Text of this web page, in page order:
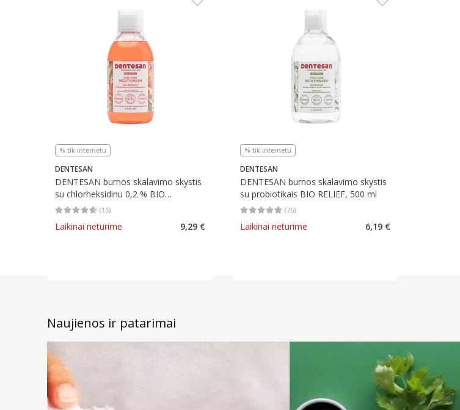
% tik internetu
DENTESAN
DENTESAN burnos skalavimo skystis
su chlorheksidinu 0,2 % BIO
PROTECT, 300 ml
(15)
Vidutinis įvertinimas 4.60
Laikinai neturime 9,29 €
% tik internetu
DENTESAN
DENTESAN burnos skalavimo skystis
su probiotikais BIO RELIEF, 500 ml
(75)
Vidutinis įvertinimas 4.81
Laikinai neturime 6,19 €
Naujienos ir patarimai